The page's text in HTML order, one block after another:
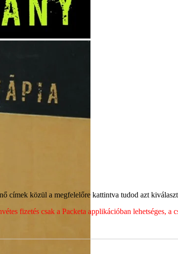
címek közül a megfelelőre kattintva tudod azt
fizetés csak a Packeta applikációban lehetséges, a